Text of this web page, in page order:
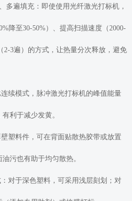
多遍填充：即使使用光纤激光打标机，
降至30-50%）、提高扫描速度（2000-
2-3遍）的方式，让热量分次释放，避免
连续模式，脉冲激光打标机的峰值能量
利于减少发黄。
壁塑料件，可在背面贴散热胶带或放置
污也有助于均匀散热。
：对于深色塑料，可采用浅层刻划；对